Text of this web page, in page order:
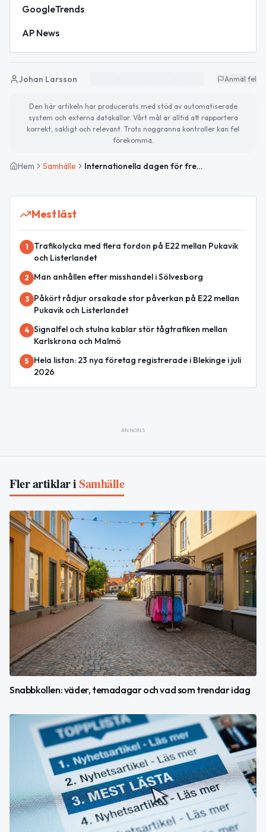
GoogleTrends
AP News
Johan Larsson Anmäl fel
Den här artikeln har producerats med stöd av automatiserade
system och externa datakällor. Vårt mål är alltid att rapportera
korrekt, sakligt och relevant. Trots noggranna kontroller kan fel
förekomma.
Hem Samhälle Internationella dagen för fredlig samlevnad och celiakidagen uppmärksammas
Mest läst
1
Trafikolycka med flera fordon på E22 mellan Pukavik
och Listerlandet
2 Man anhållen efter misshandel i Sölvesborg
3
Påkört rådjur orsakade stor påverkan på E22 mellan
Pukavik och Listerlandet
4 Signalfel och stulna kablar stör tågtrafiken mellan
Karlskrona och Malmö
5
Hela listan: 23 nya företag registrerade i Blekinge i juli
2026
ANNONS
Fler artiklar iSamhälle
Snabbkollen: väder, temadagar och vad som trendar idag